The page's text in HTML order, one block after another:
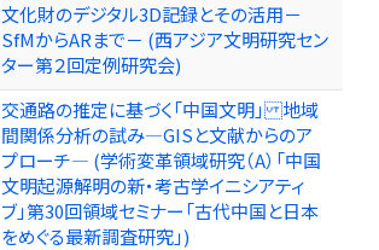
文化財のデジタル3D記録とその活用－
SfMからARまで－ (西アジア文明研究セン
ター第２回定例研究会)
交通路の推定に基づく「中国文明」 地域
間関係分析の試み―GISと文献からのア
プローチ― (学術変革領域研究（A）「中国
文明起源解明の新・考古学イニシアティ
ブ」第30回領域セミナー「古代中国と日本
をめぐる最新調査研究」)